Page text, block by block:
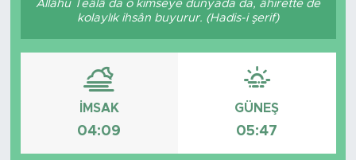
Allâhü Teâlâ da o kimseye dünyada da, âhirette de
kolaylık ihsân buyurur. (Hadis-i şerif)
İMSAK
04:09
GÜNEŞ
05:47